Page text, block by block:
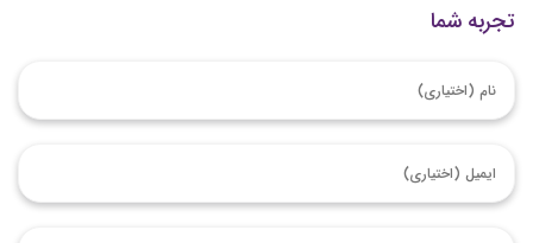
تجربه شما